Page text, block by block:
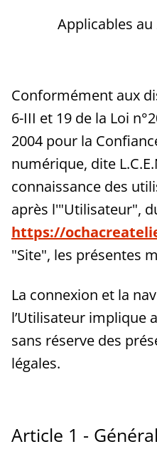
Applicables
Conformément aux
6-III et 19 de la Loi
2004 pour la
numérique, dite
connaissance des
après l'"Utilisateur",
https://
"Site", les présentes
La connexion et la
l’Utilisateur implique
sans réserve des
légales.
Article 1 -